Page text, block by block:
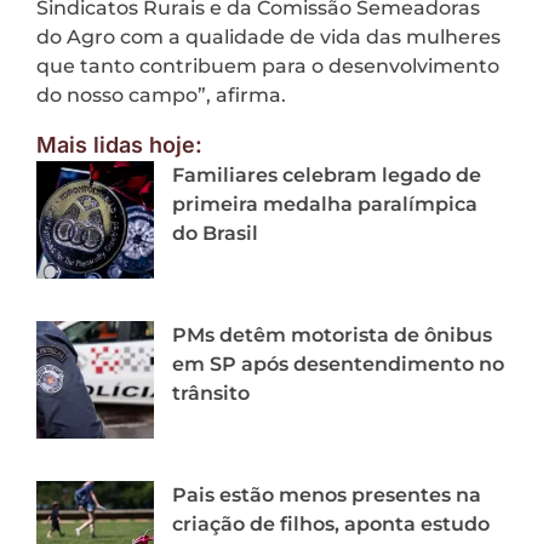
Sindicatos Rurais e da Comissão Semeadoras
do Agro com a qualidade de vida das mulheres
que tanto contribuem para o desenvolvimento
do nosso campo”, afirma.
Mais lidas hoje:
Familiares celebram legado de
primeira medalha paralímpica
do Brasil
PMs detêm motorista de ônibus
em SP após desentendimento no
trânsito
Pais estão menos presentes na
criação de filhos, aponta estudo